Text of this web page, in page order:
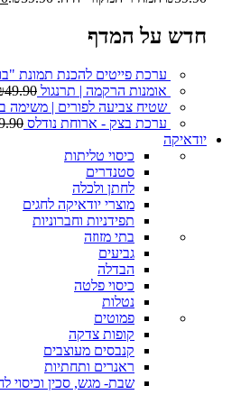
חדש על המדף
ערכת פייטים להכנת תמונת
אומנות הרקמה | תרנגול 49.90
שטיח צביעה לפורים | משימה
ערכת בצק - ארוחת נודלס
יודאיקה
כיסוי טליתות
סטנדרים
לחתן ולכלה
מוצרי יודאיקה לחגים
תפידניות וחברוניות
בתי מזוזה
גביעים
הבדלה
כיסוי פלטה
נטלות
פמוטים
קופות צדקה
קנבסים מעוצבים
ראנרים ותחתיות
שבת- מגש, סכין וכיסוי